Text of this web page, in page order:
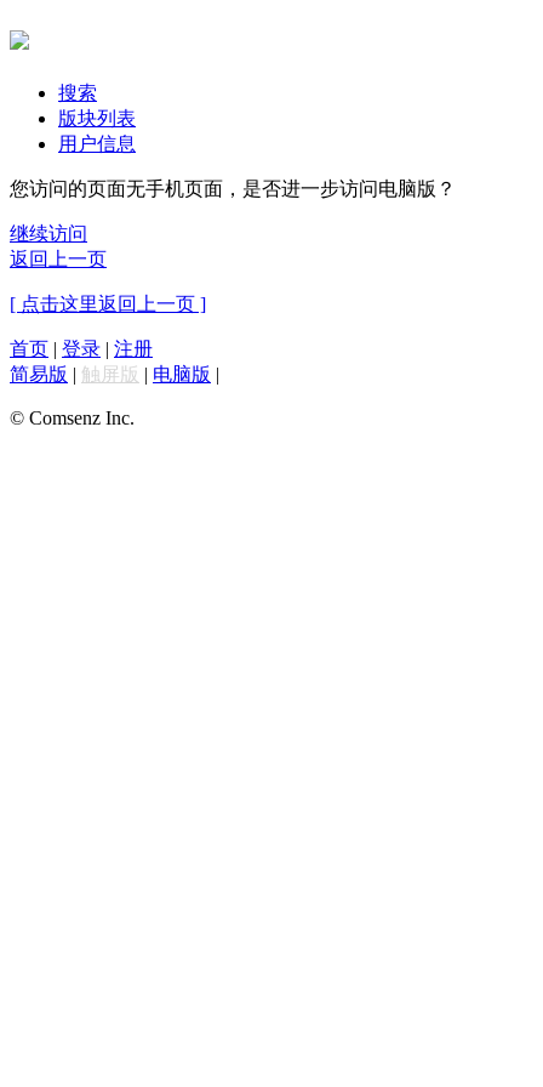
搜索
版块列表
用户信息
您访问的页面无手机页面，是否进一步访问电脑版？
继续访问
返回上一页
[ 点击这里返回上一页 ]
首页 | 登录 | 注册
简易版 | 触屏版 | 电脑版 |
© Comsenz Inc.